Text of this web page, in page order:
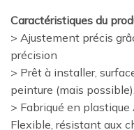
Caractéristiques du
> Ajustement précis
précision
> Prêt à installer,
peinture (mais possible).
> Fabriqué en plastique
Flexible, résistant aux